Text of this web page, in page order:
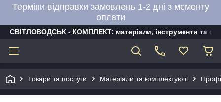
Терміни відправки замовлень 1-2 дні з моменту
оплати
СВІТЛОВОДСЬК - КОМПЛЕКТ: матеріали, інструменти та
Товари та послуги Матеріали та комплектуючі